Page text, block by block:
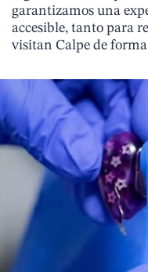
garantizamos una
accesible, tanto para
visitan Calpe de